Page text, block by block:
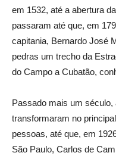
em 1532, até a abertura
passaram até que, em
capitania, Bernardo José
pedras um trecho da
do Campo a Cubatão,
Passado mais um
transformaram no
pessoas, até que, em
São Paulo, Carlos de